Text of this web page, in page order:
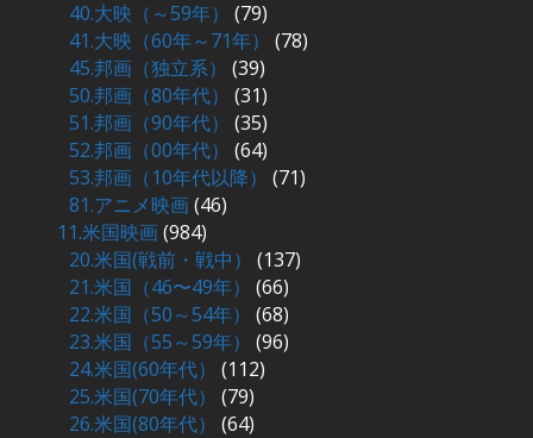
40.大映（～59年）
(79)
41.大映（60年～71年）
(78)
45.邦画（独立系）
(39)
50.邦画（80年代）
(31)
51.邦画（90年代）
(35)
52.邦画（00年代）
(64)
53.邦画（10年代以降）
(71)
81.アニメ映画(46)
11.米国映画(984)
20.米国(戦前・戦中）
(137)
21.米国（46〜49年）
(66)
22.米国（50～54年）
(68)
23.米国（55～59年）
(96)
24.米国(60年代）
(112)
25.米国(70年代）
(79)
26.米国(80年代）
(64)